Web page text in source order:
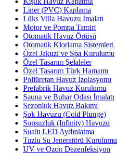
Liner (PVC) Kaplama
Lüks Villa Havuzu İmalatı
Motor ve Pompa Tamiri
Otomatik Havuz Örtüsü
Otomatik Klorlama Sistemleri
Özel Jakuzi ve Spa Kurulumu
Özel Tasarım Şelaleler
Özel Tasarım Türk Hamamı
Poliüretan Havuz İzolasyonu
Prefabrik Havuz Kurulumu
Sauna ve Buhar Odası İmalatı
Sezonluk Havuz Bakımı
Şok Havuzu (Cold Plunge)
Sonsuzluk (Infinity) Havuzu
Sualtı LED Aydınlatma
Tuzlu Su Jeneratörü Kurulumu
UV ve Ozon Dezenfeksiyon